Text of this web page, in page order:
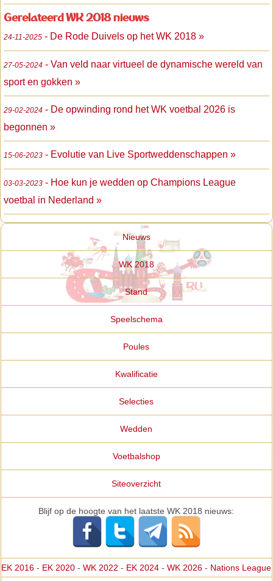
Gerelateerd WK 2018 nieuws
24-11-2025 - De Rode Duivels op het WK 2018 »
27-05-2024 - Van veld naar virtueel de dynamische wereld van
sport en gokken »
29-02-2024 - De opwinding rond het WK voetbal 2026 is
begonnen »
15-06-2023 - Evolutie van Live Sportweddenschappen »
03-03-2023 - Hoe kun je wedden op Champions League
voetbal in Nederland »
Nieuws
WK 2018
Stand
Speelschema
Poules
Kwalificatie
Selecties
Wedden
Voetbalshop
Siteoverzicht
Blijf op de hoogte van het laatste WK 2018 nieuws:
EK 2016 - EK 2020 -WK 2022 - EK 2024 -WK 2026 - Nations League